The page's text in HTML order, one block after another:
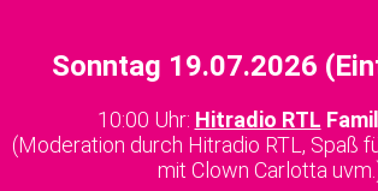
Sonntag 19.07.2026
10:00 Uhr: Hitradio RTL
(Moderation durch Hitradio RTL, Spaß
mit Clown Carlotta